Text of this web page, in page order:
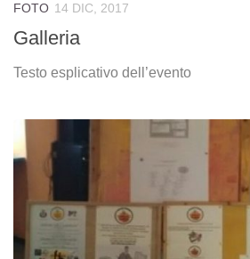
FOTO 14 DIC, 2017
Galleria
Testo esplicativo dell’evento